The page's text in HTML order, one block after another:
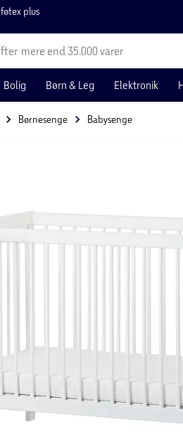
føtex plus
mere end 35.000 varer
Bolig Børn & Leg Elektronik
Børnesenge Babysenge